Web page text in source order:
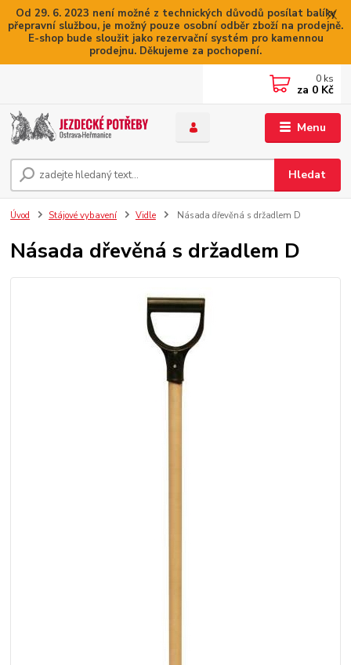
Od 29. 6. 2023 není možné z technických důvodů posílat balíky
přepravní službou, je možný pouze osobní odběr zboží na prodejně.
E-shop bude sloužit jako rezervační systém pro kamennou
prodejnu. Děkujeme za pochopení.
Menu
Hledat
0 ks
za 0 Kč
Úvod Stájové vybavení Vidle Násada dřevěná s držadlem D
Násada dřevěná s držadlem D